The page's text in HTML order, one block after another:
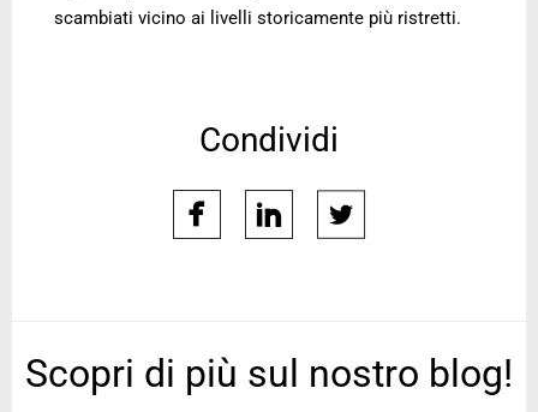
scambiati vicino ai livelli storicamente più ristretti.
Condividi
facebooklinkedin
Scopri di più sul nostro blog!